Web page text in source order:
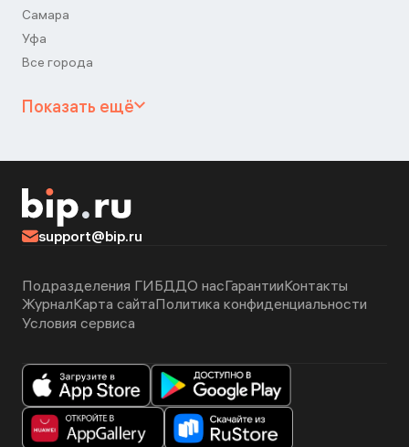
Самара
Уфа
Все города
Показать ещё
support@bip.ru
Подразделения ГИБДДО насГарантииКонтакты
ЖурналКарта сайтаПолитика конфиденциальности
Условия сервиса